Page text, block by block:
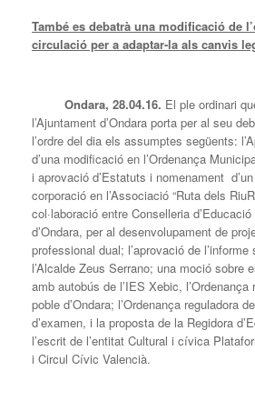
També es debatrà una modificació de
circulació per a adaptar-la als canvis
Ondara, 28.04.16. El ple ordinari
l’Ajuntament d’Ondara porta per al seu
l’ordre del dia els assumptes següents:
d’una modificació en l’Ordenança
i aprovació d’Estatuts i nomenament
corporació en l’Associació “Ruta dels
col·laboració entre Conselleria d’Educació
d’Ondara, per al desenvolupament de
professional dual; l’aprovació de
l’Alcalde Zeus Serrano; una moció sobre
amb autobús de l’IES Xebic,
poble d’Ondara; l’Ordenança reguladora
d’examen, i la proposta de la Regidora
l’escrit de l’entitat Cultural i cívica
i Circul Cívic Valencià.